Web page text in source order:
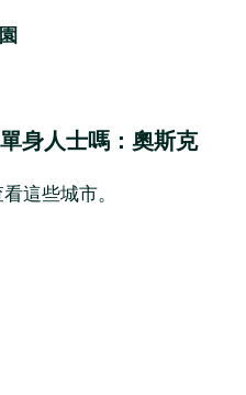
身人士嗎：奧斯克
這些城市。